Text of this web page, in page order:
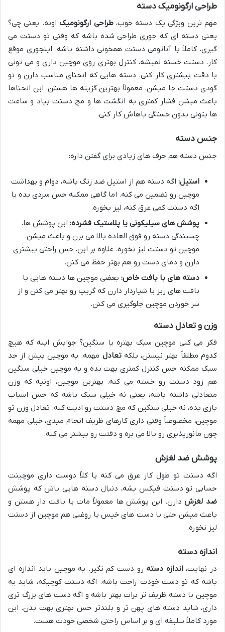
طراحی ارگونومیک دسته
مهم ترین ویژگی یک دسته خوب،طراحی ارگونومیک اونه. یعنی چی؟
یعنی دسته ای که جوری طراحی شده باشه که وقتی تو دستت می
گیری، کاملاً با آناتومی دستت همخونی داشته باشه. اینجوری موقع
کار، دستت خسته نمیشه، کنترل بهتری روی موچین داری و می تونی
با دقت بیشتری کار کنی. دسته هایی که انحنای مناسب دارن و تو
گودی دستت جا میشن، معمولاً بهترین گزینه ها هستن. این انحناها
باعث میشن فشار کمتری به انگشت ها و مچ دستت بیاد و ساعت
ها بتونی بدون خستگی باهاش کار کنی.
جنس دسته
جنس دسته هم حرف های زیادی برای گفتن داره:
استیل: اگه دسته هم از استیل ضد زنگ باشه، دوام و بهداشت
موچین رو تضمین می کنه. اما گاهی ممکنه حس سردی بده یا
اگه دستت کمی عرق کنه، لیز بخوره.
پوشش های سیلیکونی یا پلاستیک فشرده: این پوشش ها،
چسبندگی دسته رو فوق العاده بالا می برن و باعث میشن
موچین تو دستت لیز نخوره. علاوه بر این، حس راحتی بیشتری
دارن و دمای دست رو هم بهتر حفظ می کنن.
دسته های با بافت خاص: بعضی موچین ها دسته هایی با
بافت های ریز یا شیاردار دارن که گریپ رو بهتر می کنن و از
سر خوردن موچین جلوگیری می کنن.
وزن و تعادل دسته
فکر می کنی موچین سبک بهتره یا سنگین؟ جوابش اینه که هیچ
کدوم مطلقاً بهتر نیستن، بلکهتعادل مهمه. یه موچین بیش از حد
سبک ممکنه حس کنترل کمتری بهت بده و یه موچین خیلی سنگین
هم زود دستت رو خسته می کنه. بهترین موچین، اونیه که وزن
متعادلی داشته باشه، یعنی نه خیلی سبک باشه که حس اسباب
بازی بده، نه خیلی سنگین که مچ دستت رو اذیت کنه. تعادل وزن تو
موچین، مخصوصاً وقتی داری کارهای ظریف انجام میدی، خیلی مهمه
چون مانورپذیری رو بالا می بره و دقتت رو بیشتر می کنه.
پوشش ضد لغزش
اگه دستت تو طول کار عرق می کنه یا کلاً دوست داری موچینت
حسابی تو دستت فیکس بشه، دنبال دسته هایی باش که پوشش
ضد لغزشدارن. این پوشش ها معمولاً مات یا بافت دار هستن و
باعث میشن حتی با دست های خیس یا روغنی هم موچین از دستت
لیز نخوره.
اندازه دسته
در نهایت،اندازه دسته رو دست کم نگیر. یه موچین باید اندازه ای
باشه که تو دست خودت راحت باشه. اگه دستت کوچیکه، شاید یه
موچین با دسته ظریف تر برات بهتر باشه و اگه دست های بزرگ تری
داری، شاید دسته های پهن تر و بلندتر حس بهتری بهت بدن. این
مورد کاملاً سلیقه ای و بر اساس راحتی شخصی خودت هست.